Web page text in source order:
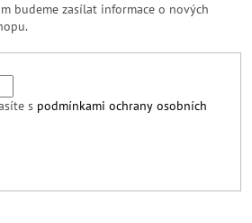
budeme zasílat informace o nových
s podmínkami ochrany osobních